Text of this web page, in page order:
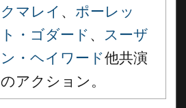
クマレイ 、 ポーレッ
ト・ゴダード 、 スーザ
ン・ヘイワード他共演
のアクション。